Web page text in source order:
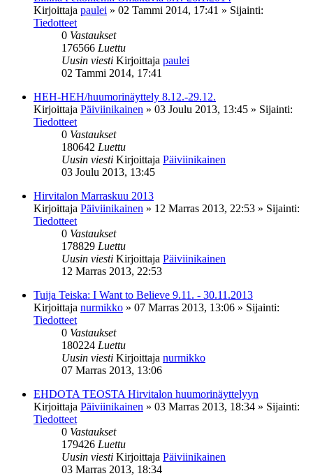
Kirjoittaja paulei » 02 Tammi 2014, 17:41 » Sijainti:
Tiedotteet
0 Vastaukset
176566 Luettu
Uusin viesti Kirjoittaja paulei
02 Tammi 2014, 17:41
HEH-HEH/huumorinäyttely 8.12.-29.12.
Kirjoittaja Päiviinikainen » 03 Joulu 2013, 13:45 » Sijainti:
Tiedotteet
0 Vastaukset
180642 Luettu
Uusin viesti Kirjoittaja Päiviinikainen
03 Joulu 2013, 13:45
Hirvitalon Marraskuu 2013
Kirjoittaja Päiviinikainen » 12 Marras 2013, 22:53 » Sijainti:
Tiedotteet
0 Vastaukset
178829 Luettu
Uusin viesti Kirjoittaja Päiviinikainen
12 Marras 2013, 22:53
Tuija Teiska: I Want to Believe 9.11. - 30.11.2013
Kirjoittaja nurmikko » 07 Marras 2013, 13:06 » Sijainti:
Tiedotteet
0 Vastaukset
180224 Luettu
Uusin viesti Kirjoittaja nurmikko
07 Marras 2013, 13:06
EHDOTA TEOSTA Hirvitalon huumorinäyttelyyn
Kirjoittaja Päiviinikainen » 03 Marras 2013, 18:34 » Sijainti:
Tiedotteet
0 Vastaukset
179426 Luettu
Uusin viesti Kirjoittaja Päiviinikainen
03 Marras 2013, 18:34